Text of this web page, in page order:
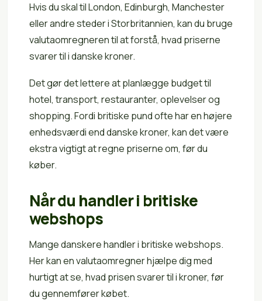
Hvis du skal til London, Edinburgh, Manchester
eller andre steder i Storbritannien, kan du bruge
valutaomregneren til at forstå, hvad priserne
svarer til i danske kroner.
Det gør det lettere at planlægge budget til
hotel, transport, restauranter, oplevelser og
shopping. Fordi britiske pund ofte har en højere
enhedsværdi end danske kroner, kan det være
ekstra vigtigt at regne priserne om, før du
køber.
Når du handler i britiske
webshops
Mange danskere handler i britiske webshops.
Her kan en valutaomregner hjælpe dig med
hurtigt at se, hvad prisen svarer til i kroner, før
du gennemfører købet.